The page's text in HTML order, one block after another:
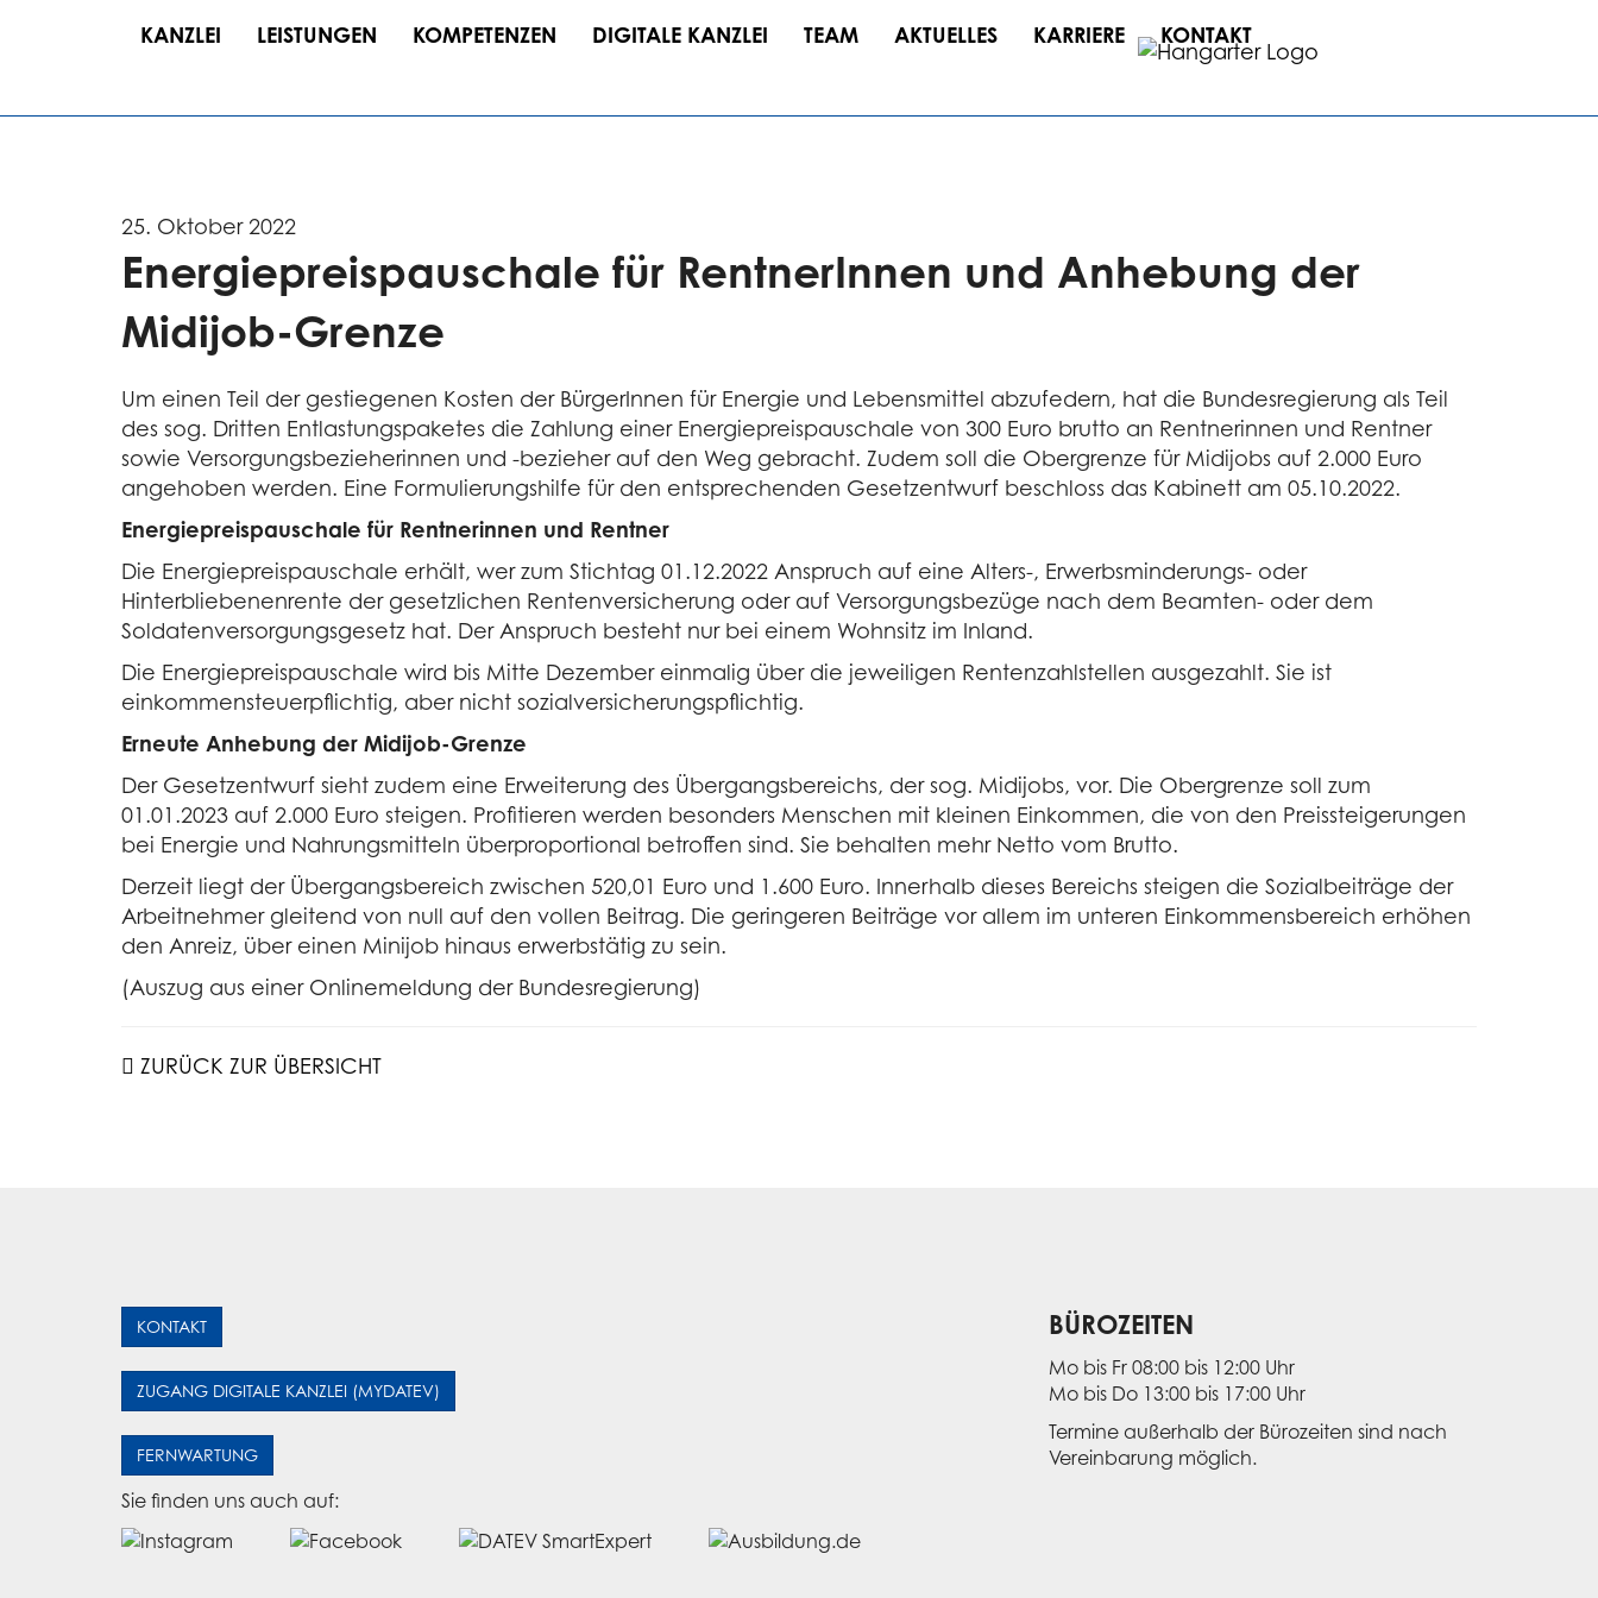
KANZLEI LEISTUNGEN KOMPETENZEN DIGITALE KANZLEI TEAM AKTUELLES KARRIERE KONTAKT
25. Oktober 2022
Energie­preis­pauschale für Rentner­Innen und Anhebung der
Midijob-Grenze
Um einen Teil der gestiegenen Kosten der BürgerInnen für Energie und Lebensmittel abzufedern, hat die Bundesregierung als Teil
des sog. Dritten Entlastungspaketes die Zahlung einer Energiepreispauschale von 300 Euro brutto an Rentnerinnen und Rentner
sowie Versorgungsbezieherinnen und -bezieher auf den Weg gebracht. Zudem soll die Obergrenze für Midijobs auf 2.000 Euro
angehoben werden. Eine Formulierungshilfe für den entsprechenden Gesetzentwurf beschloss das Kabinett am 05.10.2022.
Energiepreispauschale für Rentnerinnen und Rentner
Die Energiepreispauschale erhält, wer zum Stichtag 01.12.2022 Anspruch auf eine Alters-, Erwerbsminderungs- oder
Hinterbliebenenrente der gesetzlichen Rentenversicherung oder auf Versorgungsbezüge nach dem Beamten- oder dem
Soldatenversorgungsgesetz hat. Der Anspruch besteht nur bei einem Wohnsitz im Inland.
Die Energiepreispauschale wird bis Mitte Dezember einmalig über die jeweiligen Rentenzahlstellen ausgezahlt. Sie ist
einkommensteuerpflichtig, aber nicht sozialversicherungspflichtig.
Erneute Anhebung der Midijob-Grenze
Der Gesetzentwurf sieht zudem eine Erweiterung des Übergangsbereichs, der sog. Midijobs, vor. Die Obergrenze soll zum
01.01.2023 auf 2.000 Euro steigen. Profitieren werden besonders Menschen mit kleinen Einkommen, die von den Preissteigerungen
bei Energie und Nahrungsmitteln überproportional betroffen sind. Sie behalten mehr Netto vom Brutto.
Derzeit liegt der Übergangsbereich zwischen 520,01 Euro und 1.600 Euro. Innerhalb dieses Bereichs steigen die Sozialbeiträge der
Arbeitnehmer gleitend von null auf den vollen Beitrag. Die geringeren Beiträge vor allem im unteren Einkommensbereich erhöhen
den Anreiz, über einen Minijob hinaus erwerbstätig zu sein.
(Auszug aus einer Onlinemeldung der Bundesregierung)
ZURÜCK ZUR ÜBERSICHT
KONTAKT
ZUGANG DIGITALE KANZLEI (MYDATEV)
FERNWARTUNG
Sie finden uns auch auf:
BÜROZEITEN
Mo bis Fr 08:00 bis 12:00 Uhr
Mo bis Do 13:00 bis 17:00 Uhr
Termine außerhalb der Bürozeiten sind nach
Vereinbarung möglich.